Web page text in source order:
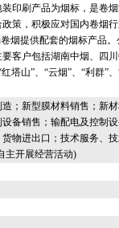
印刷产品为烟标，是卷
策，积极应对国内卷烟
烟提供配套的烟标产品
客户包括湖南中烟、四
塔山”、“云烟”、“利群”
；新型膜材料销售；新
备销售；输配电及控制
物进出口；技术服务、
主开展经营活动)